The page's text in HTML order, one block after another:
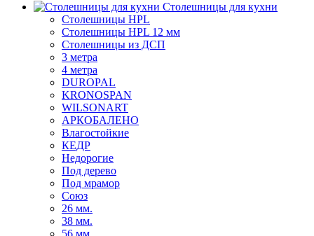
Столешницы для кухни
Столешницы HPL
Столешницы HPL 12 мм
Столешницы из ДСП
3 метра
4 метра
DUROPAL
KRONOSPAN
WILSONART
АРКОБАЛЕНО
Влагостойкие
КЕДР
Недорогие
Под дерево
Под мрамор
Союз
26 мм.
38 мм.
56 мм